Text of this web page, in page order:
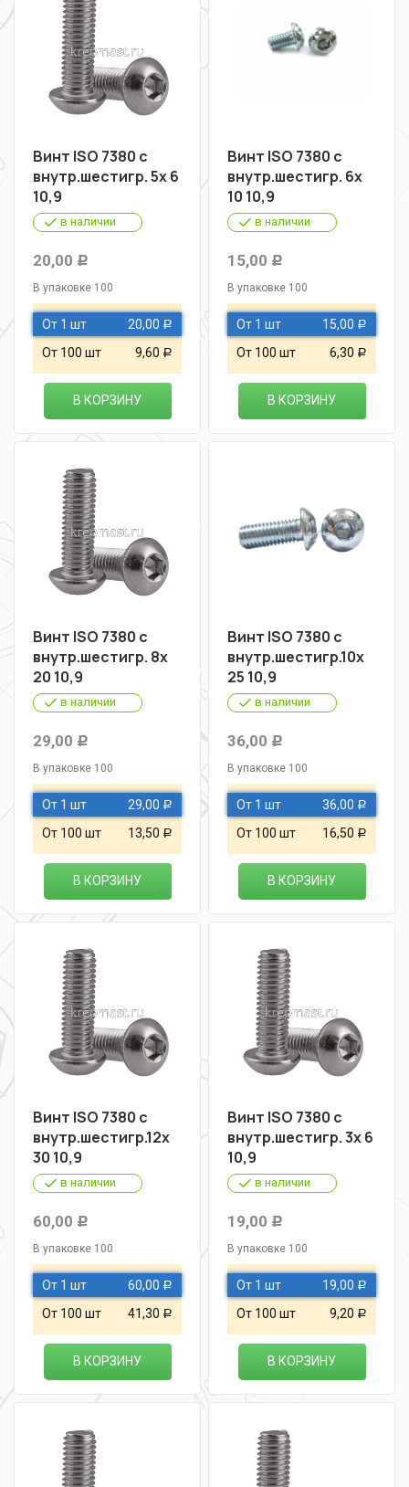
Винт ISO 7380 с
внутр.шестигр. 5х 6
10,9
в наличии
20,00 Р
В упаковке 100
От 1 шт 20,00 Р
От 100 шт 9,60 Р
В КОРЗИНУ
Винт ISO 7380 с
внутр.шестигр. 6х
10 10,9
в наличии
15,00 Р
В упаковке 100
От 1 шт 15,00 Р
От 100 шт 6,30 Р
В КОРЗИНУ
Винт ISO 7380 с
внутр.шестигр. 8х
20 10,9
в наличии
29,00 Р
В упаковке 100
От 1 шт 29,00 Р
От 100 шт 13,50 Р
В КОРЗИНУ
Винт ISO 7380 с
внутр.шестигр.10х
25 10,9
в наличии
36,00 Р
В упаковке 100
От 1 шт 36,00 Р
От 100 шт 16,50 Р
В КОРЗИНУ
Винт ISO 7380 с
внутр.шестигр.12х
30 10,9
в наличии
60,00 Р
В упаковке 100
От 1 шт 60,00 Р
От 100 шт 41,30 Р
В КОРЗИНУ
Винт ISO 7380 с
внутр.шестигр. 3х 6
10,9
в наличии
19,00 Р
В упаковке 100
От 1 шт 19,00 Р
От 100 шт 9,20 Р
В КОРЗИНУ